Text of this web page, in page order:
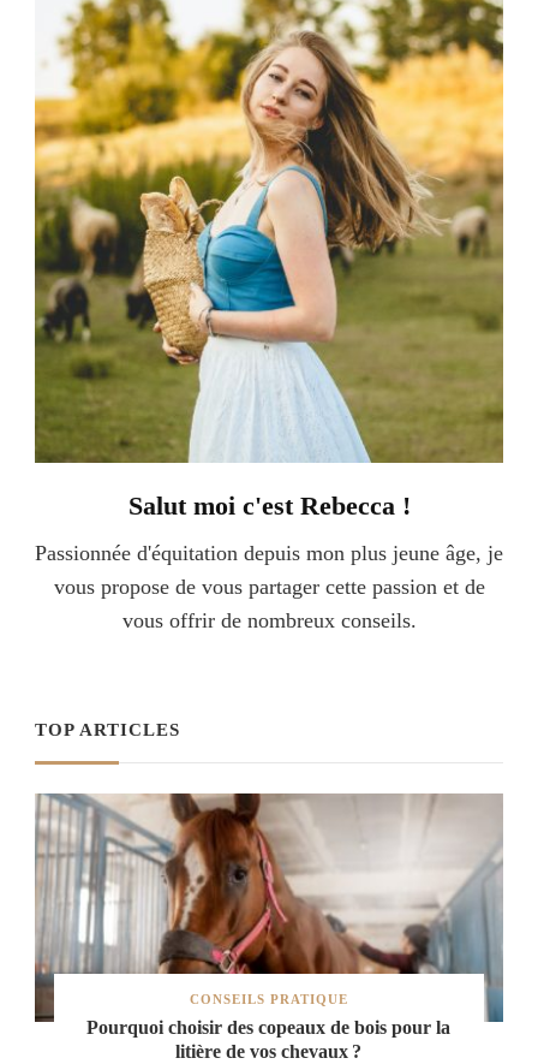
Salut moi c'est Rebecca !
Passionnée d'équitation depuis mon plus jeune âge, je
vous propose de vous partager cette passion et de
vous offrir de nombreux conseils.
TOP ARTICLES
CONSEILS PRATIQUE
Pourquoi choisir des copeaux de bois pour la
litière de vos chevaux ?